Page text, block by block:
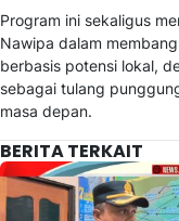
Program ini sekaligus
Nawipa dalam
berbasis potensi lokal,
sebagai tulang
masa depan.
BERITA TERKAIT